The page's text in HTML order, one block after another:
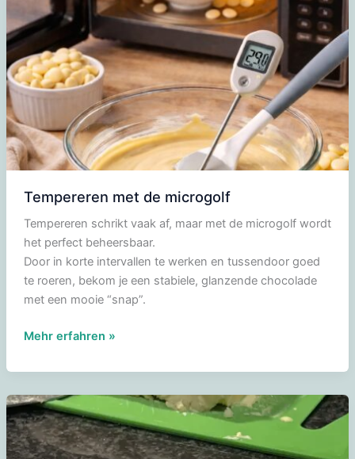
Tempereren met de microgolf
Tempereren schrikt vaak af, maar met de microgolf wordt
het perfect beheersbaar.
Door in korte intervallen te werken en tussendoor goed
te roeren, bekom je een stabiele, glanzende chocolade
met een mooie “snap”.
Tempereren
de
microgolf
Mehr erfahren »